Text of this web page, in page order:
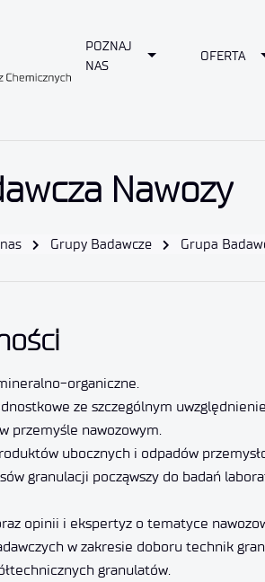
POZNAJ
NAS
Toggle Dropdown
OFERTA
Nawozy
Grupy Badawcze Grupa
organiczne.
ze szczególnym
przemyśle nawozowym.
ubocznych i odpadów
granulacji począwszy do badań
opinii i ekspertyz o tematyce
w zakresie doboru technik
granulatów.